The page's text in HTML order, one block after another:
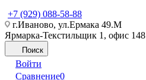
+7 (929) 088-58-88
г.Иваново, ул.Ермака 49.M
Ярмарка-Текстильщик 1, офис 148
Поиск
Войти
Сравнение0